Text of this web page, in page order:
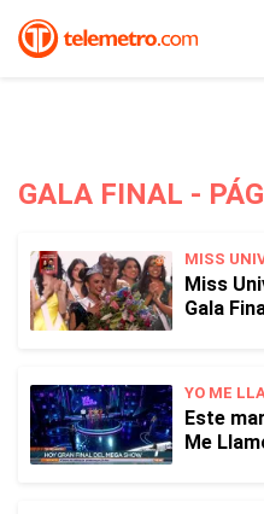
GALA FINAL -
MISS
Miss
Gala
YO ME
Este
Me